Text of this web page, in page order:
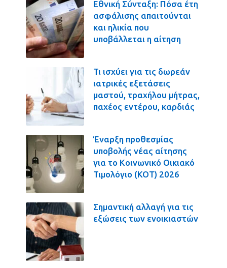
Εθνική Σύνταξη: Πόσα έτη
ασφάλισης απαιτούνται
και ηλικία που
υποβάλλεται η αίτηση
Τι ισχύει για τις δωρεάν
ιατρικές εξετάσεις
μαστού, τραχήλου μήτρας,
παχέος εντέρου, καρδιάς
Έναρξη προθεσμίας
υποβολής νέας αίτησης
για το Κοινωνικό Οικιακό
Τιμολόγιο (ΚΟΤ) 2026
Σημαντική αλλαγή για τις
εξώσεις των ενοικιαστών